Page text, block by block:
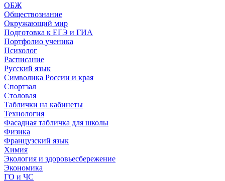
ОБЖ
Обществознание
Окружающий мир
Подготовка к ЕГЭ и ГИА
Портфолио ученика
Психолог
Расписание
Русский язык
Символика России и края
Спортзал
Столовая
Таблички на кабинеты
Технология
Фасадная табличка для школы
Физика
Французский язык
Химия
Экология и здоровьесбережение
Экономика
ГО и ЧС